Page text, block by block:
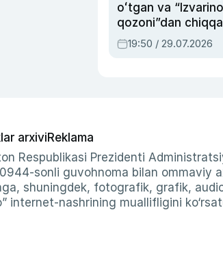
oʻtgan va “Izvarino
qozoni”dan
qahramon —
armiyasi bosh
19:50 / 29.07.2026
arxiviReklama
Respublikasi Prezidenti
sonli guvohnoma bilan ommaviy
shuningdek, fotografik, grafik,
internet-nashrining muallifligini